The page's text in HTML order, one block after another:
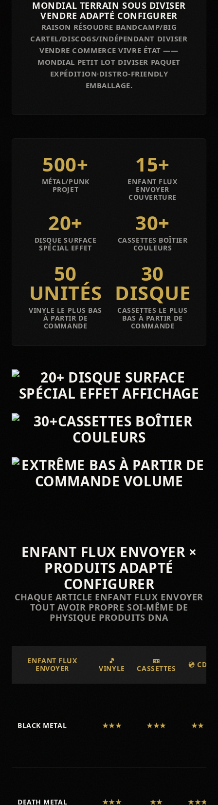
MONDIAL TERRAIN SOUS DIVISER
VENDRE ADAPTÉ CONFIGURER
RAISON RÉSOUDRE BANDCAMP/BIG
CARTEL/DISCOGS/INDÉPENDANT DIVISER
VENDRE COMMERCE VIVRE ÉTAT ——
MONDIAL PETIT LOT DIVISER PAQUET
EXPÉDITION·DISTRO-FRIENDLY
EMBALLAGE.
500+
MÉTAL/PUNK
PROJET
15+
ENFANT FLUX
ENVOYER
COUVERTURE
20+
DISQUE SURFACE
SPÉCIAL EFFET
30+
CASSETTES BOÎTIER
COULEURS
50
UNITÉS
VINYLE LE PLUS BAS
À PARTIR DE
COMMANDE
30
DISQUE
CASSETTES LE PLUS
BAS À PARTIR DE
COMMANDE
ENFANT FLUX ENVOYER ×
PRODUITS ADAPTÉ
CONFIGURER
CHAQUE ARTICLE ENFANT FLUX ENVOYER
TOUT AVOIR PROPRE SOI-MÊME DE
PHYSIQUE PRODUITS DNA
ENFANT FLUX
ENVOYER
🎵
VINYLE
📼
CASSETTES
💿 CD
BLACK METAL ★★★ ★★★ ★★
DEATH METAL ★★★ ★★ ★★★